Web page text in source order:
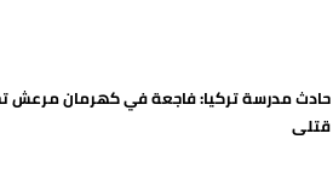
حادث مدرسة تركيا: فاجعة في كهرمان مرعش
قتلى